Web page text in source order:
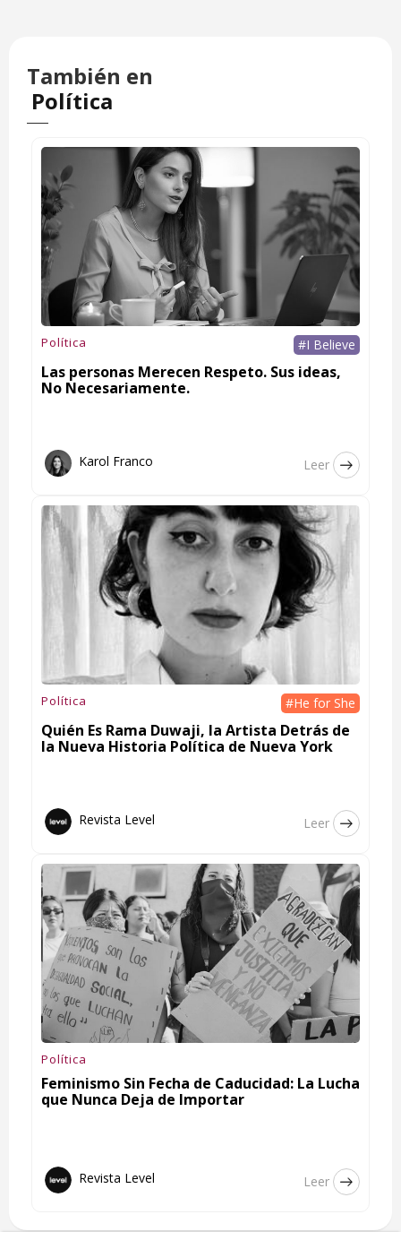
También en
Política
Política #I Believe
Las personas Merecen Respeto. Sus ideas,
No Necesariamente.
Karol Franco Leer
Política #He for She
Quién Es Rama Duwaji, la Artista Detrás de
la Nueva Historia Política de Nueva York
Revista Level Leer
Política
Feminismo Sin Fecha de Caducidad: La Lucha
que Nunca Deja de Importar
Revista Level Leer